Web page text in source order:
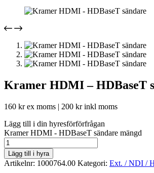
Kramer HDMI – HDBaseT
160 krex moms | 200 krinkl moms
Lägg till i din hyresförförfrågan
Kramer HDMI - HDBaseT sändare mängd
Lägg till i hyra
Artikelnr: 1000764.00 Kategori: Ext. / NDI /